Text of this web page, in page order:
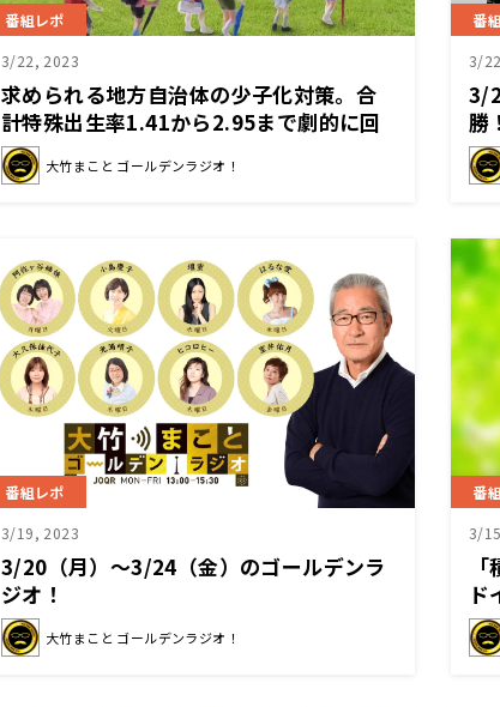
番組レポ
3/22, 2023
求められる地方自治体の少子化対策。合
計特殊出生率1.41から2.95まで劇的に回
復した「奇跡の町」奈義町が奇跡を起こ
せた理由は？大竹「一地方が大きな快挙
大竹まこと ゴールデンラジオ！
番
3/
3/
勝
目
番組レポ
3/19, 2023
3/20（月）～3/24（金）のゴールデンラ
ジオ！
大竹まこと ゴールデンラジオ！
番
3/
ド